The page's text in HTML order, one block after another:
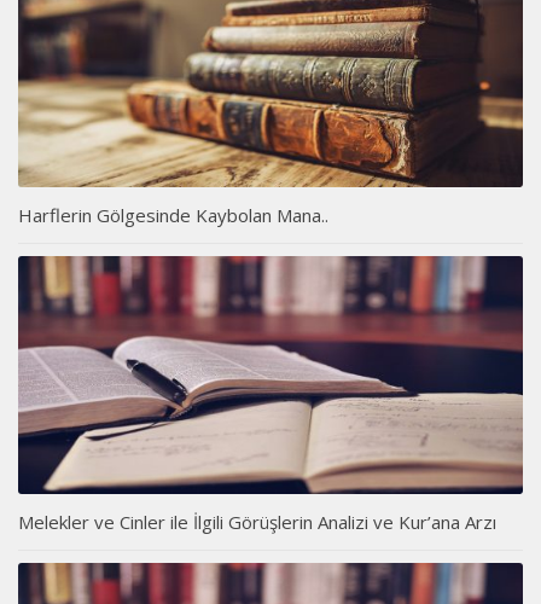
Harflerin Gölgesinde Kaybolan Mana..
Melekler ve Cinler ile İlgili Görüşlerin Analizi ve Kur’ana Arzı